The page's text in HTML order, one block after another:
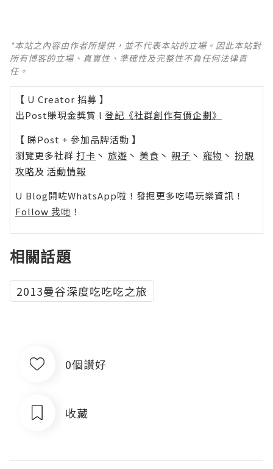
*本站之內容由作者所提供，並不代表本站的立場。因此本站對
所有博客的立場、真實性、準確性及完整性不負任何法律責
任。
【 U Creator 招募 】
出Post賺現金獎賞 l 登記《社群創作有價企劃》
【 睇Post + 參加品牌活動 】
瀏覽更多社群 打卡 丶 旅遊 丶 美食 丶 親子 丶 寵物 丶 扮靚
攻略及 活動情報
U Blog開咗WhatsApp啦！發掘更多吃喝玩樂資訊！
Follow 我哋 ！
相關話題
2013曼谷深度吃吃吃之旅
0個讚好
收藏